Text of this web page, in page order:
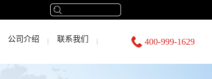
公司介绍 联系我们 400-999-1629